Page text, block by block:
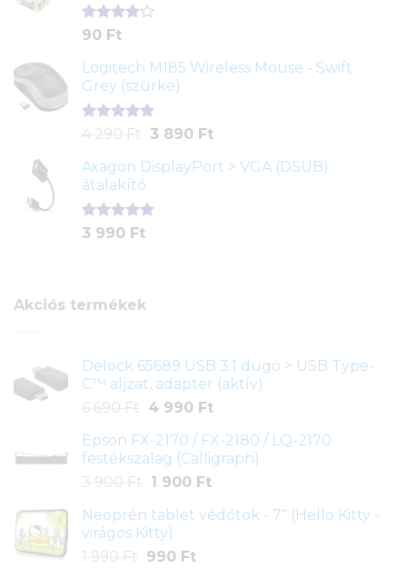
Értékelés
5-ből,
2
értékelés
alapján
90 Ft
Logitech M185 Wireless Mouse - Swift
Grey (szürke)
Értékelés
ből,
1
értékelés
alapján
4 290 Ft
Original
was:
290 Ft.
3 890 FtCurrent
is:
Axagon DisplayPort > VGA (DSUB)
átalakító
Értékelés
1
3 990 Ft
Akciós termékek
Delock 65689 USB 3.1 dugó > USB Type-
C™ aljzat, adapter (aktív)
6 690 Ft
Original
was:
6
690 Ft.
4 990 FtCurrent
is:
4
Epson FX-2170 / FX-2180 / LQ-2170
festékszalag (Calligraph)
3 900 Ft
Original
was:
3
900 Ft.
1 900 FtCurrent
is:
Neoprén tablet védőtok - 7" (Hello Kitty -
virágos Kitty)
1 990 Ft
Original
990 FtCurrent